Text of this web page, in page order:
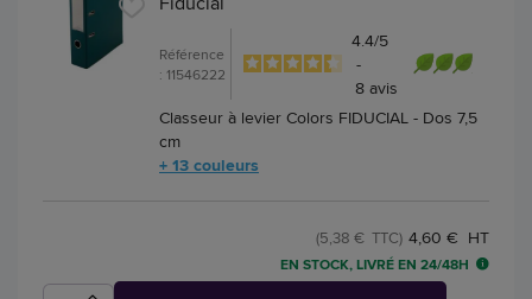
Référence
: 11546222
4.4/5
-
8 avis
Classeur à levier Colors FIDUCIAL - Dos 7,5
cm
+ 13 couleurs
4,60 € HT
(5,38 € TTC)
EN STOCK, LIVRÉ EN 24/48H